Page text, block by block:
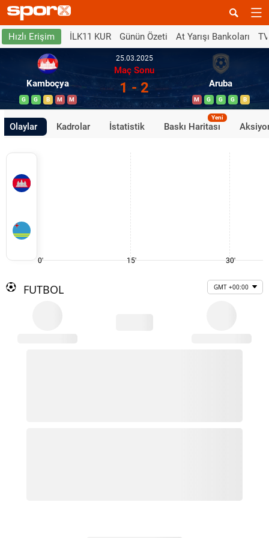
Hızlı Erişim İLK11 KUR Günün Özeti At Yarışı Bankoları
Kamboçya
G G B M M
25.03.2025
Maç Sonu
1 - 2 Aruba
M G G G B
Olaylar Kadrolar İstatistik Baskı Haritası
Yeni
0' 15' 30'
FUTBOL GMT +00:00